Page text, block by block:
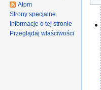
Atom
Strony specjalne
Informacje o tej stronie
Przeglądaj właściwości